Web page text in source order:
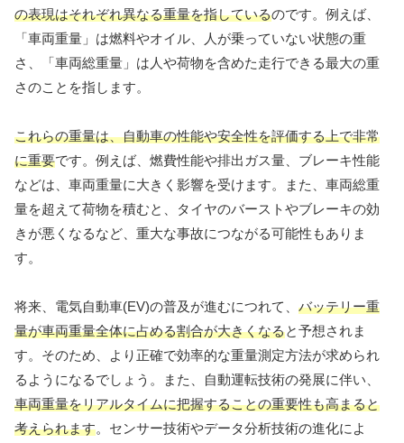
の表現はそれぞれ異なる重量を指しているのです。例えば、
「車両重量」は燃料やオイル、人が乗っていない状態の重
さ、「車両総重量」は人や荷物を含めた走行できる最大の重
さのことを指します。
これらの重量は、自動車の性能や安全性を評価する上で非常
に重要です。例えば、燃費性能や排出ガス量、ブレーキ性能
などは、車両重量に大きく影響を受けます。また、車両総重
量を超えて荷物を積むと、タイヤのバーストやブレーキの効
きが悪くなるなど、重大な事故につながる可能性もありま
す。
将来、電気自動車(EV)の普及が進むにつれて、 バッテリー重
量が車両重量全体に占める割合が大きくなると予想されま
す。そのため、より正確で効率的な重量測定方法が求められ
るようになるでしょう。また、自動運転技術の発展に伴い、
車両重量をリアルタイムに把握することの重要性も高まると
考えられます。センサー技術やデータ分析技術の進化によ